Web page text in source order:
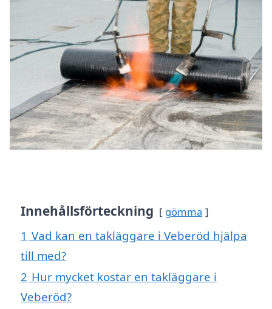
Innehållsförteckning gömma
1 Vad kan en takläggare i Veberöd hjälpa
till med?
2 Hur mycket kostar en takläggare i
Veberöd?